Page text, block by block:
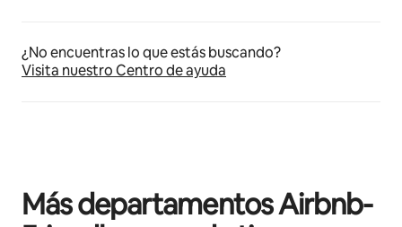
¿No encuentras lo que estás buscando?
Visita nuestro Centro de ayuda
Más departamentos Airbnb-